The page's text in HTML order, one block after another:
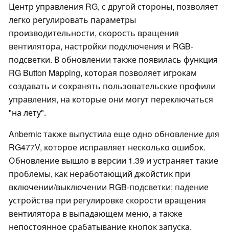
Центр управления RG, с другой стороны, позволяет
легко регулировать параметры
производительности, скорость вращения
вентилятора, настройки подключения и RGB-
подсветки. В обновлении также появилась функция
RG Button Mapping, которая позволяет игрокам
создавать и сохранять пользовательские профили
управления, на которые они могут переключаться
"на лету".
Anbernic также выпустила еще одно обновление для
RG477V, которое исправляет несколько ошибок.
Обновление вышло в версии 1.39 и устраняет такие
проблемы, как неработающий джойстик при
включении/выключении RGB-подсветки; падение
устройства при регулировке скорости вращения
вентилятора в выпадающем меню, а также
непостоянное срабатывание кнопок запуска.